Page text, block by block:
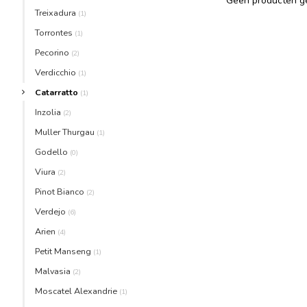
Treixadura (1)
Torrontes (1)
Pecorino (2)
Verdicchio (1)
Catarratto (1)
Inzolia (2)
Muller Thurgau (1)
Godello (0)
Viura (2)
Pinot Bianco (2)
Verdejo (6)
Arien (4)
Petit Manseng (1)
Malvasia (2)
Moscatel Alexandrie (1)